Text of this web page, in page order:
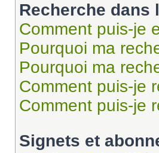
Recherche dans
Comment puis-je
Pourquoi ma
Pourquoi ma
Comment puis-je
Comment puis-je
Signets et